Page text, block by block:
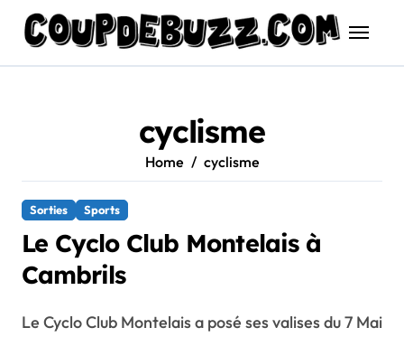
content
cyclisme
Home cyclisme
Sorties Sports
Le Cyclo Club Montelais à
Cambrils
Le Cyclo Club Montelais a posé ses valises du 7 Mai